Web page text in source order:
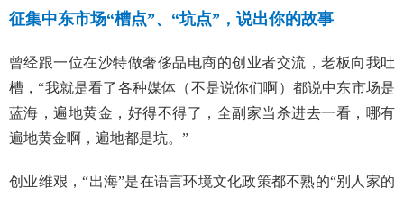
征集中东市场“槽点”、“坑点”，说出你的故事
曾经跟一位在沙特做奢侈品电商的创业者交流，老板向我吐
槽，“我就是看了各种媒体（不是说你们啊）都说中东市场是
蓝海，遍地黄金，好得不得了，全副家当杀进去一看，哪有
遍地黄金啊，遍地都是坑。”
创业维艰，“出海”是在语言环境文化政策都不熟的“别人家的